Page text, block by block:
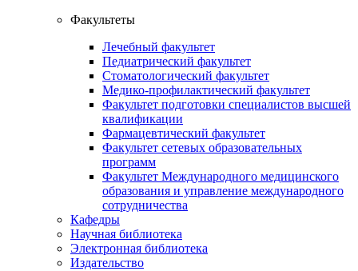
Факультеты
Лечебный факультет
Педиатрический факультет
Стоматологический факультет
Медико-профилактический факультет
Факультет подготовки специалистов высшей
квалификации
Фармацевтический факультет
Факультет сетевых образовательных
программ
Факультет Международного медицинского
образования и управление международного
сотрудничества
Кафедры
Научная библиотека
Электронная библиотека
Издательство